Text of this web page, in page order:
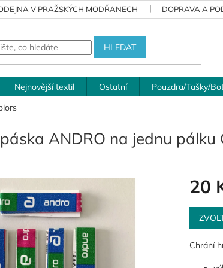
V PRAŽSKÝCH MODŘANECH DOPRAVA A
HLEDAT
Nejnovější textil Ostatní Pouzdra/Tašky/
ANDRO na jednu pálku
20
Měrná
cena:
Chrání